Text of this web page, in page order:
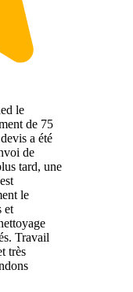
le
de 75
a été
de
tard, une
le
et
Travail
très